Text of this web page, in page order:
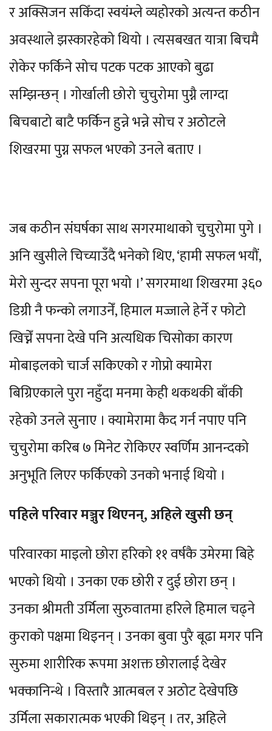
र अक्सिजन सकिँदा स्वयंम्ले व्यहोरको अत्यन्त कठीन
अवस्थाले झस्कारहेको थियो । त्यसबखत यात्रा बिचमै
रोकेर फर्किने सोच पटक पटक आएको बुढा
सम्झिन्छन् । गोर्खाली छोरो चुचुरोमा पुग्नै लाग्दा
बिचबाटो बाटै फर्किन हुन्ने भन्ने सोच र अठोटले
शिखरमा पुग्न सफल भएको उनले बताए ।
जब कठीन संघर्षका साथ सगरमाथाको चुचुरोमा पुगे ।
अनि खुसीले चिच्याउँदै भनेको थिए, ‘हामी सफल भयौं,
मेरो सुन्दर सपना पूरा भयो ।’ सगरमाथा शिखरमा ३६०
डिग्री नै फन्को लगाउनेँ, हिमाल मज्जाले हेर्ने र फोटो
खिच्नेँ सपना देखे पनि अत्यधिक चिसोका कारण
मोबाइलको चार्ज सकिएको र गोप्रो क्यामेरा
बिग्रिएकाले पुरा नहुँदा मनमा केही थकथकी बाँकी
रहेको उनले सुनाए । क्यामेरामा कैद गर्न नपाए पनि
चुचुरोमा करिब ७ मिनेट रोकिएर स्वर्णिम आनन्दको
अनुभूति लिएर फर्किएको उनको भनाई थियो ।
पहिले परिवार मञ्जुर थिएनन्, अहिले खुसी छन्
परिवारका माइलो छोरा हरिको ११ वर्षकै उमेरमा बिहे
भएको थियो । उनका एक छोरी र दुई छोरा छन् ।
उनका श्रीमती उर्मिला सुरुवातमा हरिले हिमाल चढ्ने
कुराको पक्षमा थिइनन् । उनका बुवा पुरै बूढा मगर पनि
सुरुमा शारीरिक रूपमा अशक्त छोरालाई देखेर
भक्कानिन्थे । विस्तारै आत्मबल र अठोट देखेपछि
उर्मिला सकारात्मक भएकी थिइन् । तर, अहिले